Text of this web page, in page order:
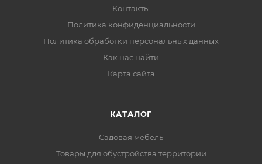
Контакты
Политика конфиденциальности
Политика обработки персональных данных
Как нас найти
Карта сайта
КАТАЛОГ
Садовая мебель
Товары для обустройства территории